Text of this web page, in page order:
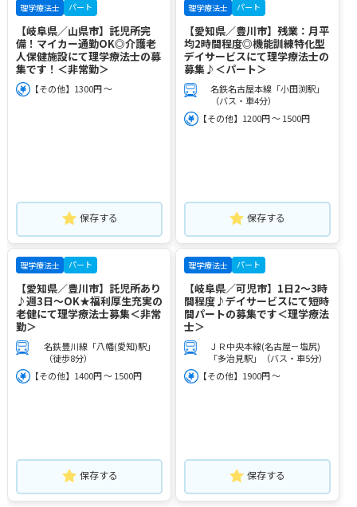
理学療法士 パート
【岐阜県／山県市】託児所完
備！マイカー通勤OK◎介護老
人保健施設にて理学療法士の募
集です！＜非常勤＞
【その他】1300円 ～
保存する
理学療法士 パート
【愛知県／豊川市】残業：月平
均2時間程度◎機能訓練特化型
デイサービスにて理学療法士の
募集♪＜パート＞
名鉄名古屋本線「小田渕駅」
（バス・車4分）
【その他】1200円 ～ 1500円
保存する
理学療法士 パート
【愛知県／豊川市】託児所あり
♪週3日～OK★福利厚生充実の
老健にて理学療法士募集＜非常
勤＞
名鉄豊川線「八幡(愛知)駅」
（徒歩8分）
【その他】1400円 ～ 1500円
保存する
理学療法士 パート
【岐阜県／可児市】1日2～3時
間程度♪デイサービスにて短時
間パートの募集です＜理学療法
士＞
ＪＲ中央本線(名古屋－塩尻)
「多治見駅」（バス・車5分）
【その他】1900円 ～
保存する